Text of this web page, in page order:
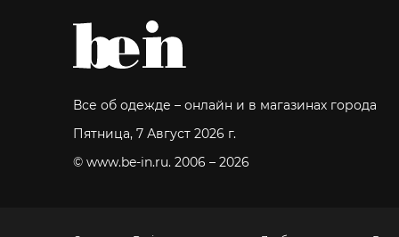
Все об одежде – онлайн и в магазинах города
Пятница, 7 Август 2026 г.
© www.be-in.ru. 2006 – 2026